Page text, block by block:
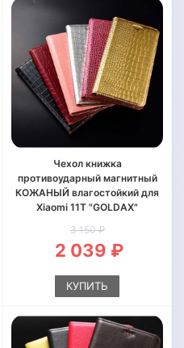
Чехол книжка
противоударный магнитный
КОЖАНЫЙ влагостойкий для
Xiaomi 11T "GOLDAX"
3 150 ₽
2 039 ₽
КУПИТЬ